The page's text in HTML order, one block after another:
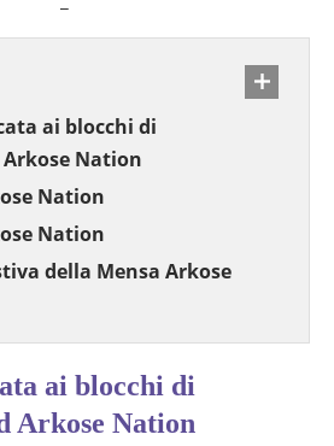
ai blocchi di
Nation
Nation
Nation
della Mensa Arkose
ai blocchi di
Arkose Nation